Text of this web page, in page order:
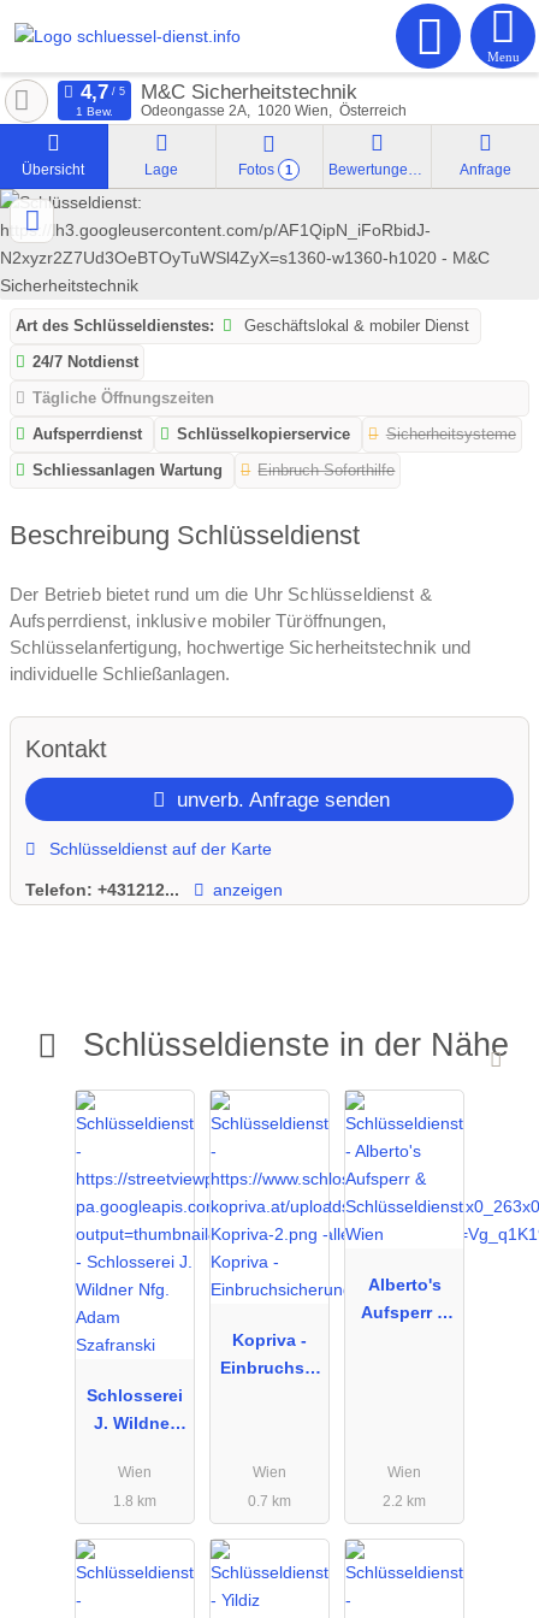
Menu
M&C Sicherheitstechnik
Odeongasse 2A 1020 Wien Österreich
1 Bew.
Übersicht Lage Fotos 1 Bewertungen Anfrage
Art des Schlüsseldienstes:
Geschäftslokal & mobiler Dienst
24/7 Notdienst
Tägliche Öffnungszeiten
Aufsperrdienst
Schlüsselkopierservice
Sicherheitsysteme
Schliessanlagen Wartung
Einbruch Soforthilfe
Beschreibung Schlüsseldienst
Der Betrieb bietet rund um die Uhr Schlüsseldienst &
Aufsperrdienst, inklusive mobiler Türöffnungen,
Schlüsselanfertigung, hochwertige Sicherheitstechnik und
individuelle Schließanlagen.
Kontakt
unverb. Anfrage senden
Schlüsseldienst auf der Karte
Telefon: +431212... anzeigen
Schlüsseldienste in der Nähe
Schlosserei
J. Wildner
Szafranski
Wien
1.8 km
Kopriva -
Einbruchsic
Wien
0.7 km
Alberto's
Aufsperr &
Wien
2.2 km